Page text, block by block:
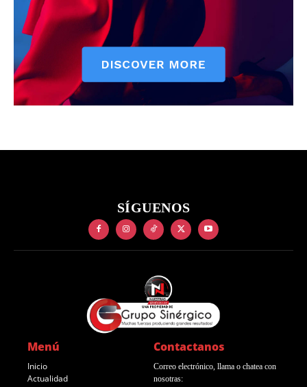
SÍGUENOS
Menú
Inicio
Actualidad
Contactanos
Correo electrónico, llama o chatea con
nosotras: